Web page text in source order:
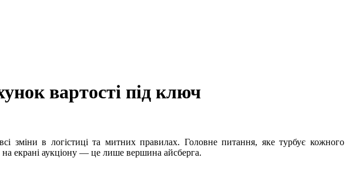
вартості під ключ
зміни в логістиці та митних правилах. Головне питання, яке турбує кожного
екрані аукціону — це лише вершина айсберга.